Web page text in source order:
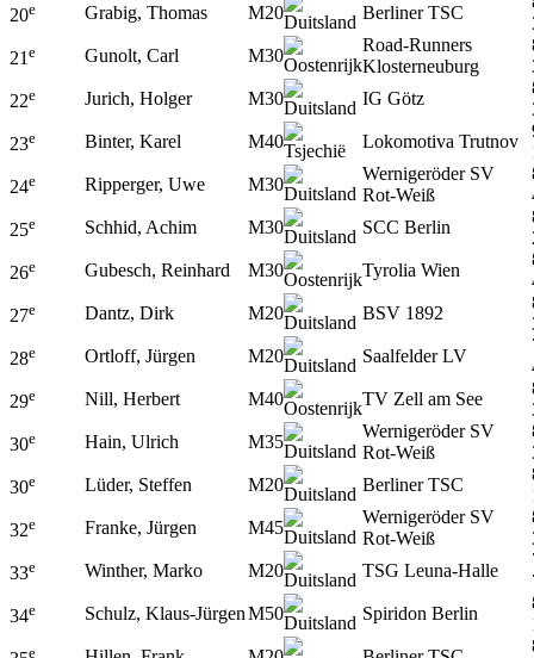
20e Grabig, Thomas M20 Berliner TSC
21e Gunolt, Carl M30
Road-Runners
Klosterneuburg
22e Jurich, Holger M30 IG Götz
23e Binter, Karel M40 Lokomotiva Trutnov
24e Ripperger, Uwe M30
Wernigeröder SV
Rot-Weiß
25e Schhid, Achim M30 SCC Berlin
26e Gubesch, Reinhard M30 Tyrolia Wien
27e Dantz, Dirk M20 BSV 1892
28e Ortloff, Jürgen M20 Saalfelder LV
29e Nill, Herbert M40 TV Zell am See
30e Hain, Ulrich M35
Wernigeröder SV
Rot-Weiß
30e Lüder, Steffen M20 Berliner TSC
32e Franke, Jürgen M45
Wernigeröder SV
Rot-Weiß
33e Winther, Marko M20 TSG Leuna-Halle
34e Schulz, Klaus-JürgenM50 Spiridon Berlin
e